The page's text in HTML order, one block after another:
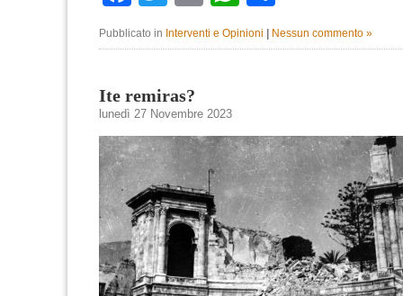
Pubblicato in Interventi e Opinioni Nessun commento »
Ite remiras?
lunedì 27 Novembre 2023